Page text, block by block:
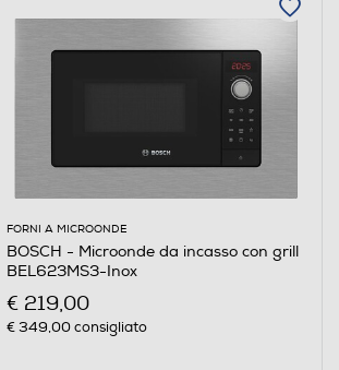
FORNI A MICROONDE
BOSCH - Microonde da incasso con grill
BEL623MS3-Inox
€ 219,00
€ 349,00consigliato